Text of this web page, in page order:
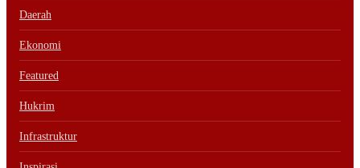
Daerah
Ekonomi
Featured
Hukrim
Infrastruktur